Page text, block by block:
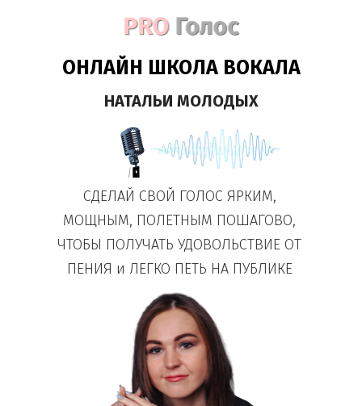
ОНЛАЙН ШКОЛА ВОКАЛА
НАТАЛЬИ МОЛОДЫХ
СДЕЛАЙ СВОЙ ГОЛОС ЯРКИМ,
МОЩНЫМ, ПОЛЕТНЫМ ПОШАГОВО,
ЧТОБЫ ПОЛУЧАТЬ УДОВОЛЬСТВИЕ ОТ
ПЕНИЯ и ЛЕГКО ПЕТЬ НА ПУБЛИКЕ